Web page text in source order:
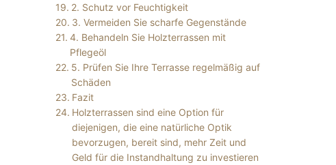
2. Schutz vor Feuchtigkeit
3. Vermeiden Sie scharfe Gegenstände
4. Behandeln Sie Holzterrassen mit
Pflegeöl
5. Prüfen Sie Ihre Terrasse regelmäßig auf
Schäden
Fazit
Holzterrassen sind eine Option für
diejenigen, die eine natürliche Optik
bevorzugen, bereit sind, mehr Zeit und
Geld für die Instandhaltung zu investieren